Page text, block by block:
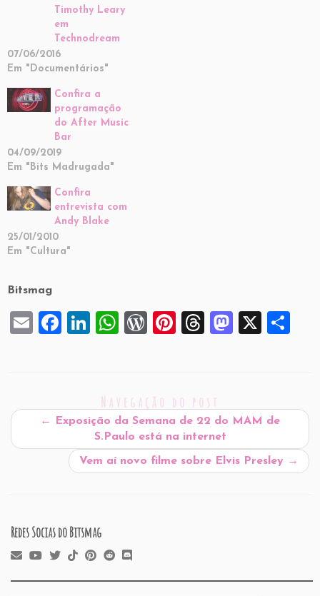
Timothy Leary
em
Technodream
07/06/2016
Em "Documentários"
Confira a
programação
do After Music
Bar
04/09/2019
Em "Bits Madrugada"
Confira
entrevista com
Andy Blake
25/01/2010
Em "Cultura"
Bitsmag
E
F
b
o
Li
e
dI
n
W
A
p
p
W
P
re
ss
Pi
t
T
d
s
M
d
n
X
Navegação do post
←
Exposição da Semana de 22 do MAM de
S.Paulo está na internet
Vem aí novo filme sobre Elvis Presley →
Redes Socias do Bitsmag